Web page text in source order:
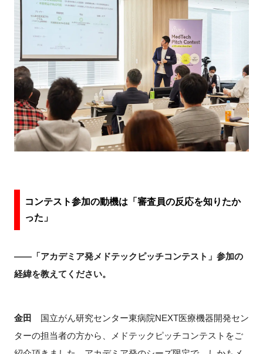
コンテスト参加の動機は「審査員の反応を知りたか
った」
――「アカデミア発メドテックピッチコンテスト」参加の
経緯を教えてください。
金田
国立がん研究センター東病院NEXT医療機器開発セン
ターの担当者の方から、メドテックピッチコンテストをご